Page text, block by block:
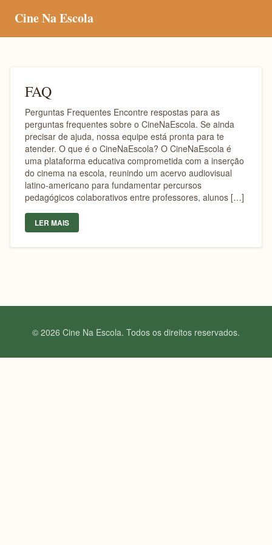
Cine Na Escola
FAQ
Perguntas Frequentes Encontre respostas para as
perguntas frequentes sobre o CineNaEscola. Se ainda
precisar de ajuda, nossa equipe está pronta para te
atender. O que é o CineNaEscola? O CineNaEscola é
uma plataforma educativa comprometida com a inserção
do cinema na escola, reunindo um acervo audiovisual
latino-americano para fundamentar percursos
pedagógicos colaborativos entre professores, alunos […]
LER MAIS
© 2026 Cine Na Escola. Todos os direitos reservados.